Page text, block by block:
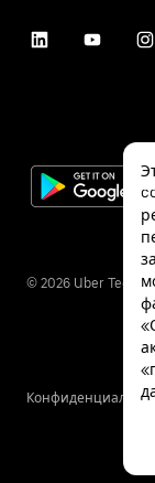
© 2026 Uber